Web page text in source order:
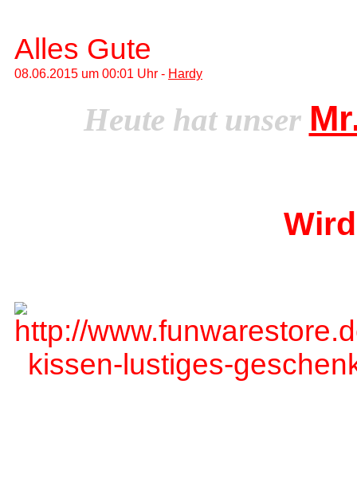
Alles Gute
08.06.2015 um 00:01 Uhr - Hardy
Heute hat unser